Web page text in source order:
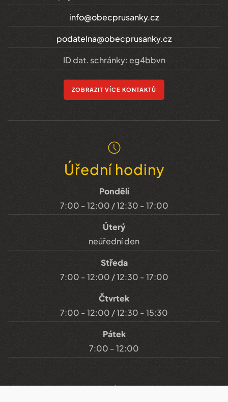
info@obecprusanky.cz
podatelna@obecprusanky.cz
ID dat. schránky: eg4bbvn
ZOBRAZIT VÍCE KONTAKTŮ
Úřední hodiny
Pondělí
7:00 - 12:00 / 12:30 - 17:00
Úterý
neúřední den
Středa
7:00 - 12:00 / 12:30 - 17:00
Čtvrtek
7:00 - 12:00 / 12:30 - 15:30
Pátek
7:00 - 12:00